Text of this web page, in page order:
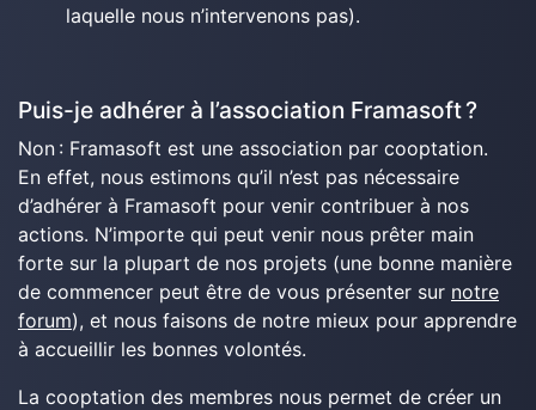
laquelle nous n’intervenons pas).
Puis-je adhérer à l’association Framasoft ?
Non : Framasoft est une association par cooptation.
En effet, nous estimons qu’il n’est pas nécessaire
d’adhérer à Framasoft pour venir contribuer à nos
actions. N’importe qui peut venir nous prêter main
forte sur la plupart de nos projets (une bonne manière
de commencer peut être de vous présenter sur notre
forum), et nous faisons de notre mieux pour apprendre
à accueillir les bonnes volontés.
La cooptation des membres nous permet de créer un